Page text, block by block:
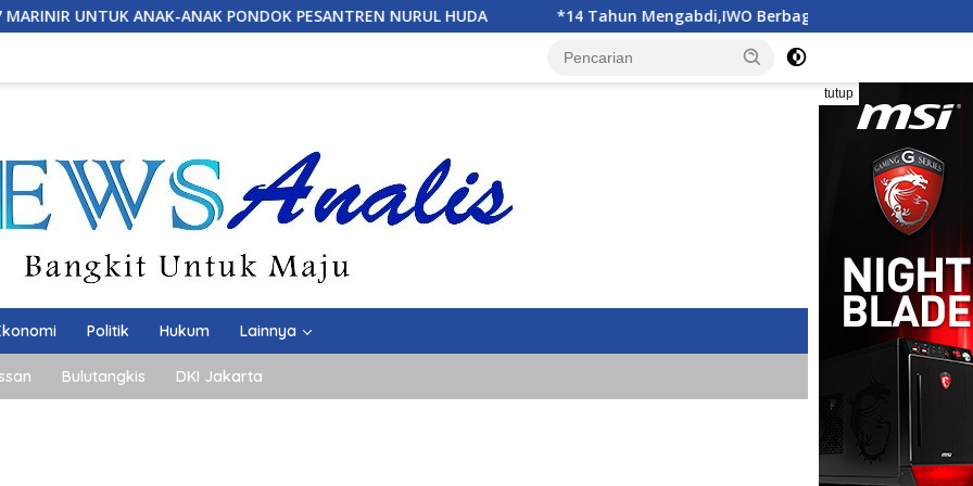
PESANTREN NURUL HUDA *14 Tahun Mengabdi,IWO Berbagi Kebahagiaan di SD Muhammadiyah Bukit Duri
tutup
Politik Hukum Lainnya
Bulutangkis DKI Jakarta